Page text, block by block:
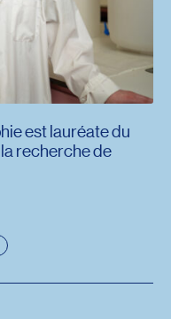
est lauréate du
recherche de